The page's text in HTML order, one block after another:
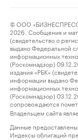
© ООО
2026. Сообщения и
(свидетельство о
выдано Федеральной
информационных
(Роскомнадзор)
издания «РБК»
информации выдано
информационных
(Роскомнадзор)
сопровождаются
Владельцем сайта
Данные
Индексы облигаций